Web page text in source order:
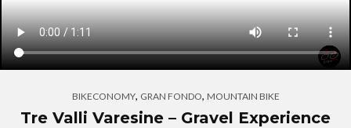
BIKECONOMY, GRAN FONDO, MOUNTAIN BIKE
Tre Valli Varesine – Gravel Experience